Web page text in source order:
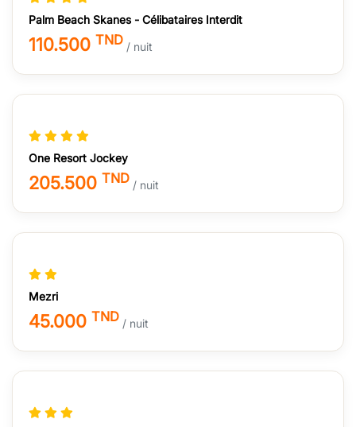
Palm Beach Skanes - Célibataires Interdit
110.500 TND / nuit
One Resort Jockey
205.500 TND / nuit
Mezri
45.000 TND / nuit